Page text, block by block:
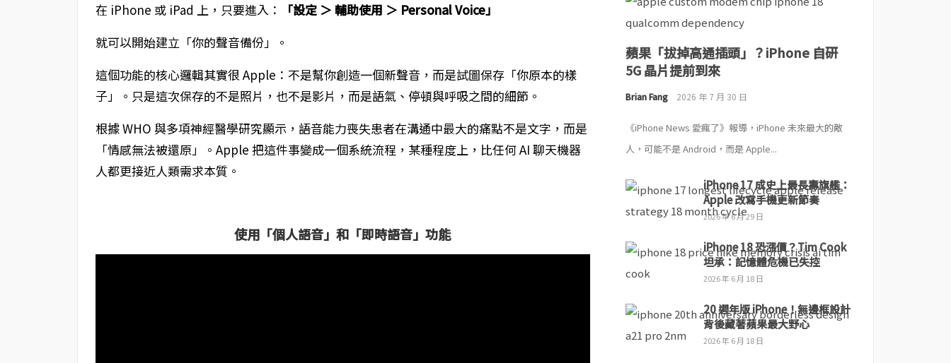
在 iPhone 或 iPad 上，只要進入：
「設定 ＞ 輔助使用 ＞ Personal Voice」
就可以開始建立「你的聲音備份」。
這個功能的核心邏輯其實很 Apple：不是幫你創造一個新聲音，而是試圖保存「你原本的樣
子」。只是這次保存的不是照片，也不是影片，而是語氣、停頓與呼吸之間的細節。
根據 WHO 與多項神經醫學研究顯示，語音能力喪失患者在溝通中最大的痛點不是文字，而是
「情感無法被還原」。Apple 把這件事變成一個系統流程，某種程度上，比任何 AI 聊天機器
人都更接近人類需求本質。
使用「個人語音」和「即時語音」功能
蘋果「拔掉高通插頭」？iPhone 自研
5G 晶片提前到來
Brian Fang 2026 年 7 月 30 日
《iPhone News 愛瘋了》報導，iPhone 未來最大的敵
人，可能不是 Android，而是 Apple...
iPhone 17 成史上最長壽旗艦：
Apple 改寫手機更新節奏
2026 年 6 月 29 日
iPhone 18 恐漲價？Tim Cook
坦承：記憶體危機已失控
2026 年 6 月 18 日
20 週年版 iPhone！無邊框設計
背後藏著蘋果最大野心
2026 年 6 月 18 日